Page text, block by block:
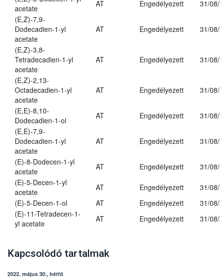
acetate
AT Engedélyezett
31/
(E,Z)-7,9-
Dodecadien-1-yl
acetate
AT Engedélyezett 31/
(E,Z)-3,8-
Tetradecadien-1-yl
acetate
AT Engedélyezett 31/
(E,Z)-2,13-
Octadecadien-1-yl
acetate
AT Engedélyezett 31/
(E,E)-8,10-
Dodecadien-1-ol
AT Engedélyezett
31/
(E,E)-7,9-
Dodecadien-1-yl
acetate
AT Engedélyezett 31/
(E)-8-Dodecen-1-yl
acetate
AT Engedélyezett
31/
(E)-5-Decen-1-yl
acetate
AT Engedélyezett
31/
(E)-5-Decen-1-ol
AT Engedélyezett
31/
(E)-11-Tetradecen-1-
yl acetate
AT Engedélyezett 31/
Kapcsolódó tartalmak
2022. május 30., hétfő